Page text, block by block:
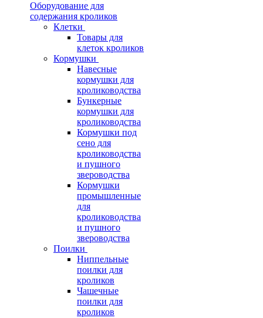
Оборудование для
содержания кроликов
Клетки
Товары для
клеток кроликов
Кормушки
Навесные
кормушки для
кролиководства
Бункерные
кормушки для
кролиководства
Кормушки под
сено для
кролиководства
и пушного
звероводства
Кормушки
промышленные
для
кролиководства
и пушного
звероводства
Поилки
Ниппельные
поилки для
кроликов
Чашечные
поилки для
кроликов